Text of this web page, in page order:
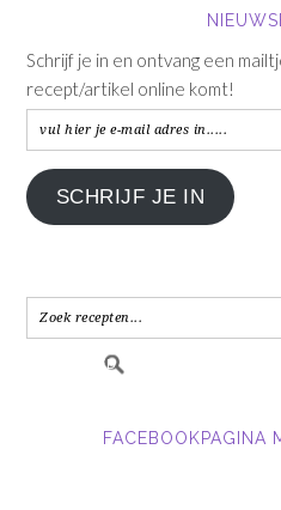
Schrijf je in en ontvang een
recept/artikel online komt!
vul
hier
je
e-
in.....
SCHRIJF JE IN
FACEBOOKPAGINA